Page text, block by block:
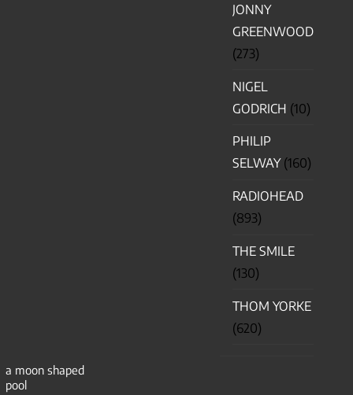
JONNY
GREENWOOD
(273)
NIGEL
GODRICH (10)
PHILIP
SELWAY(160)
RADIOHEAD
(893)
THE SMILE
(130)
THOM YORKE
(620)
a moon shaped
pool